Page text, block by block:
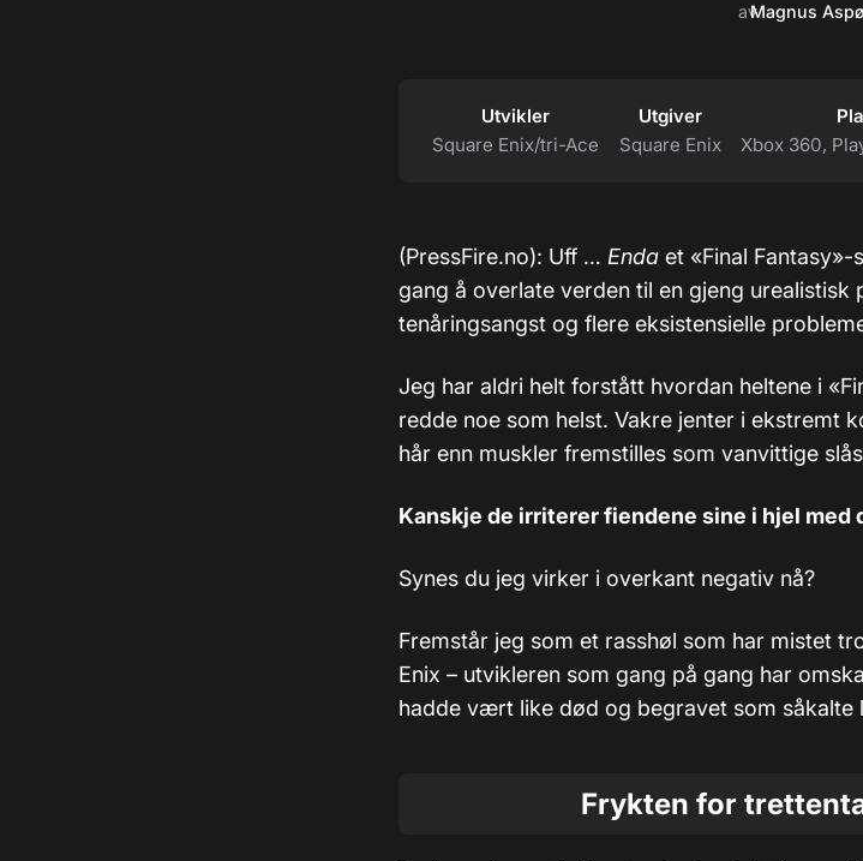
avMagnus
Utvikler
Square Enix/tri-Ace
Utgiver
Square Enix
Xbox 360,
(PressFire.no): Uff … Enda et «Final
gang å overlate verden til en gjeng urealistisk
tenåringsangst og flere eksistensielle
Jeg har aldri helt forstått hvordan heltene i
redde noe som helst. Vakre jenter i ekstremt
hår enn muskler fremstilles som vanvittige
Kanskje de irriterer fiendene sine i hjel med
Synes du jeg virker i overkant negativ nå?
Fremstår jeg som et rasshøl som har mistet
Enix – utvikleren som gang på gang har
hadde vært like død og begravet som såkalte
Frykten for